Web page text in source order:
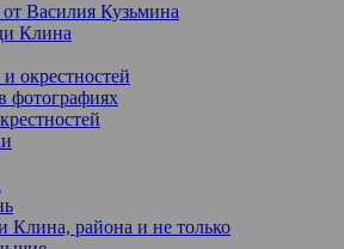
Василия Кузьмина
Клина
окрестностей
фотографиях
Клина, района и не только